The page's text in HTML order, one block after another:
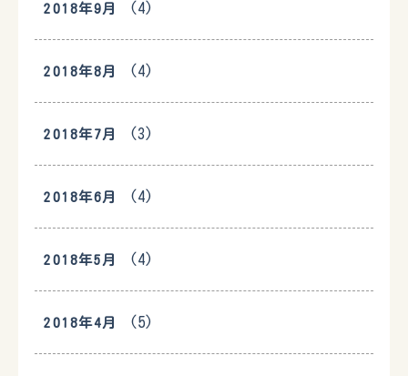
2018年9月 (4)
2018年8月 (4)
2018年7月 (3)
2018年6月 (4)
2018年5月 (4)
2018年4月 (5)